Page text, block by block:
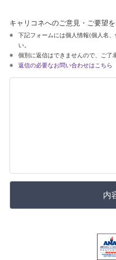
キャリコネへのご意見・ご要望を
下記フォームには個人情報(個人名
い。
個別に返信はできませんので、ご了
返信の必要なお問い合わせはこちら
内